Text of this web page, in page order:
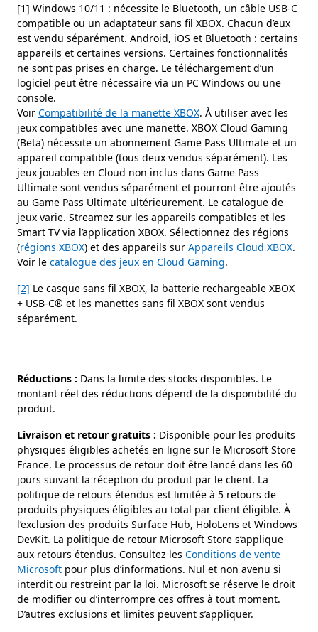
[1] Windows 10/11 : nécessite le Bluetooth, un câble USB-C
compatible ou un adaptateur sans fil XBOX. Chacun d’eux
est vendu séparément. Android, iOS et Bluetooth : certains
appareils et certaines versions. Certaines fonctionnalités
ne sont pas prises en charge. Le téléchargement d’un
logiciel peut être nécessaire via un PC Windows ou une
console.
Voir Compatibilité de la manette XBOX. À utiliser avec les
jeux compatibles avec une manette. XBOX Cloud Gaming
(Beta) nécessite un abonnement Game Pass Ultimate et un
appareil compatible (tous deux vendus séparément). Les
jeux jouables en Cloud non inclus dans Game Pass
Ultimate sont vendus séparément et pourront être ajoutés
au Game Pass Ultimate ultérieurement. Le catalogue de
jeux varie. Streamez sur les appareils compatibles et les
Smart TV via l’application XBOX. Sélectionnez des régions
(régions XBOX) et des appareils sur Appareils Cloud XBOX.
Voir le catalogue des jeux en Cloud Gaming.
[2] Le casque sans fil XBOX, la batterie rechargeable XBOX
+ USB-C® et les manettes sans fil XBOX sont vendus
séparément.
Réductions : Dans la limite des stocks disponibles. Le
montant réel des réductions dépend de la disponibilité du
produit.
Livraison et retour gratuits : Disponible pour les produits
physiques éligibles achetés en ligne sur le Microsoft Store
France. Le processus de retour doit être lancé dans les 60
jours suivant la réception du produit par le client. La
politique de retours étendus est limitée à 5 retours de
produits physiques éligibles au total par client éligible. À
l’exclusion des produits Surface Hub, HoloLens et Windows
DevKit. La politique de retour Microsoft Store s’applique
aux retours étendus. Consultez les Conditions de vente
Microsoft pour plus d’informations. Nul et non avenu si
interdit ou restreint par la loi. Microsoft se réserve le droit
de modifier ou d’interrompre ces offres à tout moment.
D’autres exclusions et limites peuvent s’appliquer.